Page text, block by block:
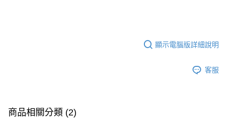
顯示電腦版詳細說明
客服
商品相關分類 (2)